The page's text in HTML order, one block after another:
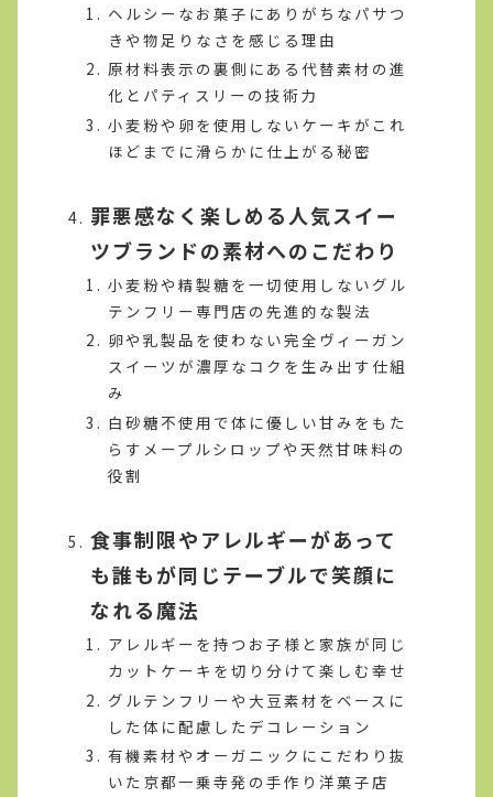
ヘルシーなお菓子にありがちなパサつ
きや物足りなさを感じる理由
原材料表示の裏側にある代替素材の進
化とパティスリーの技術力
小麦粉や卵を使用しないケーキがこれ
ほどまでに滑らかに仕上がる秘密
罪悪感なく楽しめる人気スイー
ツブランドの素材へのこだわり
小麦粉や精製糖を一切使用しないグル
テンフリー専門店の先進的な製法
卵や乳製品を使わない完全ヴィーガン
スイーツが濃厚なコクを生み出す仕組
み
白砂糖不使用で体に優しい甘みをもた
らすメープルシロップや天然甘味料の
役割
食事制限やアレルギーがあって
も誰もが同じテーブルで笑顔に
なれる魔法
アレルギーを持つお子様と家族が同じ
カットケーキを切り分けて楽しむ幸せ
グルテンフリーや大豆素材をベースに
した体に配慮したデコレーション
有機素材やオーガニックにこだわり抜
いた京都一乗寺発の手作り洋菓子店